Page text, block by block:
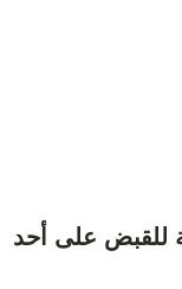
للقبض على أحد